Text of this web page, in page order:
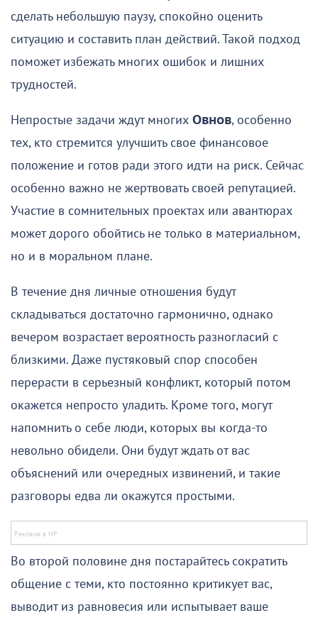
сделать небольшую паузу, спокойно оценить
ситуацию и составить план действий. Такой подход
поможет избежать многих ошибок и лишних
трудностей.
Непростые задачи ждут многих Овнов, особенно
тех, кто стремится улучшить свое финансовое
положение и готов ради этого идти на риск. Сейчас
особенно важно не жертвовать своей репутацией.
Участие в сомнительных проектах или авантюрах
может дорого обойтись не только в материальном,
но и в моральном плане.
В течение дня личные отношения будут
складываться достаточно гармонично, однако
вечером возрастает вероятность разногласий с
близкими. Даже пустяковый спор способен
перерасти в серьезный конфликт, который потом
окажется непросто уладить. Кроме того, могут
напомнить о себе люди, которых вы когда-то
невольно обидели. Они будут ждать от вас
объяснений или очередных извинений, и такие
разговоры едва ли окажутся простыми.
Во второй половине дня постарайтесь сократить
общение с теми, кто постоянно критикует вас,
выводит из равновесия или испытывает ваше